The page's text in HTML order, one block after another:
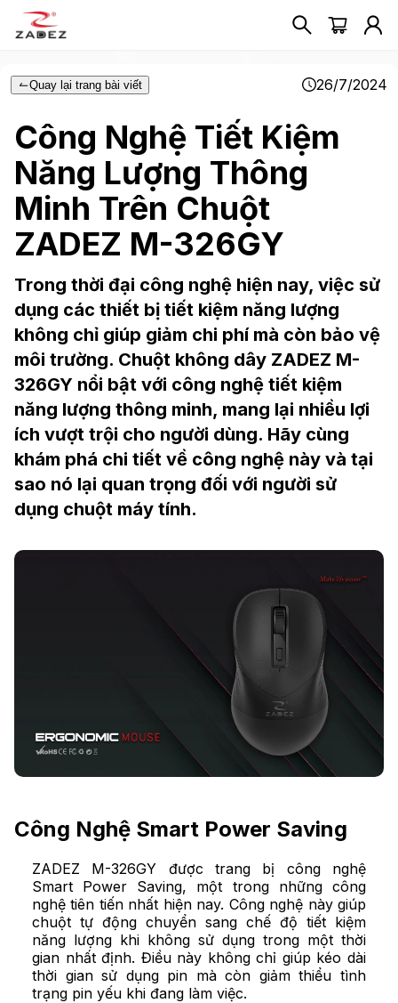
Quay lại trang bài viết 26/7/2024
Công Nghệ Tiết Kiệm
Năng Lượng Thông
Minh Trên Chuột
ZADEZ M-326GY
Trong thời đại công nghệ hiện nay, việc sử
dụng các thiết bị tiết kiệm năng lượng
không chỉ giúp giảm chi phí mà còn bảo vệ
môi trường. Chuột không dây ZADEZ M-
326GY nổi bật với công nghệ tiết kiệm
năng lượng thông minh, mang lại nhiều lợi
ích vượt trội cho người dùng. Hãy cùng
khám phá chi tiết về công nghệ này và tại
sao nó lại quan trọng đối với người sử
dụng chuột máy tính.
Công Nghệ Smart Power Saving
ZADEZ M-326GY được trang bị công nghệ
Smart Power Saving, một trong những công
nghệ tiên tiến nhất hiện nay. Công nghệ này giúp
chuột tự động chuyển sang chế độ tiết kiệm
năng lượng khi không sử dụng trong một thời
gian nhất định. Điều này không chỉ giúp kéo dài
thời gian sử dụng pin mà còn giảm thiểu tình
trạng pin yếu khi đang làm việc.